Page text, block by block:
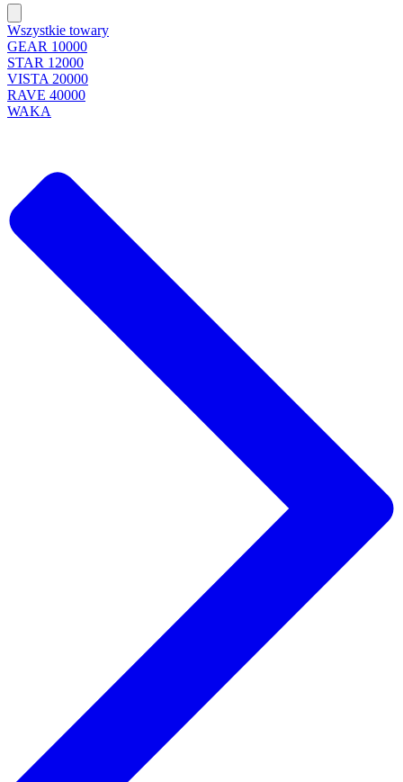
Wszystkie towary
GEAR 10000
STAR 12000
VISTA 20000
RAVE 40000
WAKA